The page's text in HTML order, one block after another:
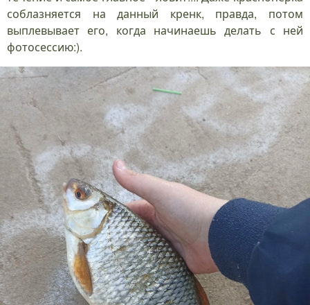
соблазняется на данный кренк, правда, потом
выплевывает его, когда начинаешь делать с ней
фотосессию:).